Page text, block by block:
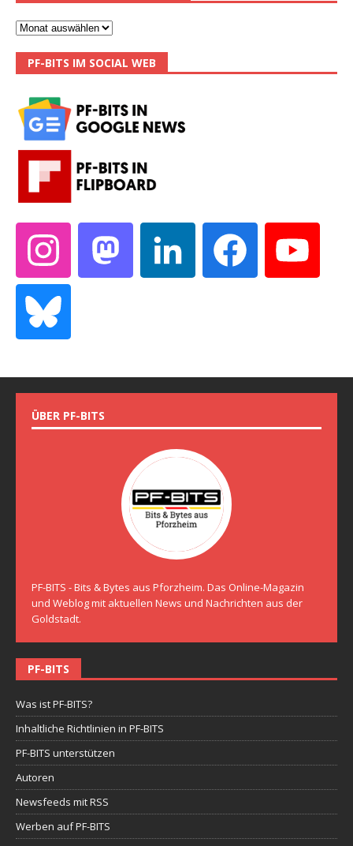
PF-BITS IM SOCIAL WEB
ÜBER PF-BITS
PF-BITS - Bits & Bytes aus Pforzheim. Das Online-Magazin
und Weblog mit aktuellen News und Nachrichten aus der
Goldstadt.
PF-BITS
Was ist PF-BITS?
Inhaltliche Richtlinien in PF-BITS
PF-BITS unterstützen
Autoren
Newsfeeds mit RSS
Werben auf PF-BITS